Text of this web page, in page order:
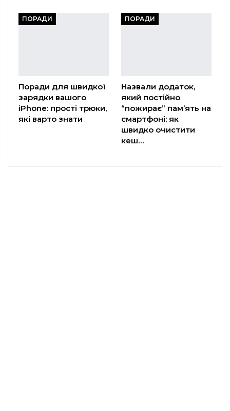
ПОРАДИ
Поради для швидкої
зарядки вашого
iPhone: прості трюки,
які варто знати
ПОРАДИ
Назвали додаток,
який постійно
“пожирає” пам’ять на
смартфоні: як
швидко очистити
кеш…